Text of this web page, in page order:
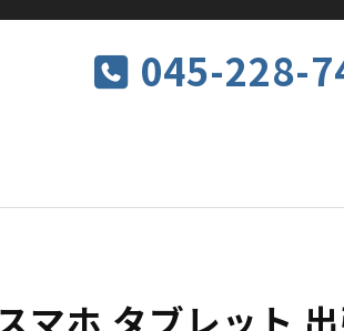
045-228-
マホ タブレット